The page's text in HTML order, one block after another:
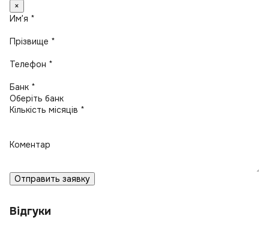
×
Имʼя *
Прізвище *
Телефон *
Банк *
Кількість місяців *
Коментар
Отправить заявку
Відгуки